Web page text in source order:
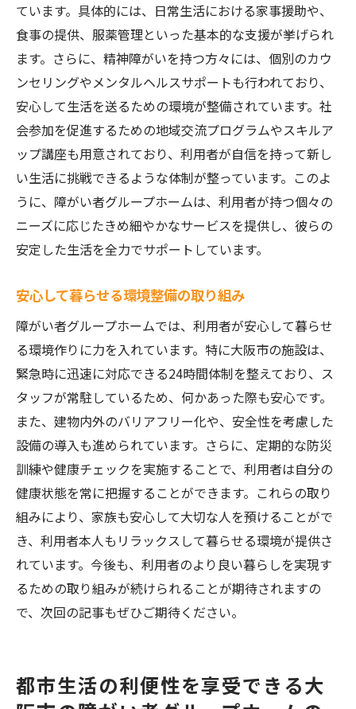
ています。具体的には、日常生活における家事援助や、
食事の提供、服薬管理といった基本的な支援が挙げられ
ます。さらに、精神障がいを持つ方々には、個別のカウ
ンセリングやメンタルヘルスサポートも行われており、
安心して生活を送るための環境が整備されています。社
会参加を促進するための地域交流プログラムやスキルア
ップ講座も用意されており、利用者が自信を持って新し
い生活に挑戦できるような体制が整っています。このよ
うに、障がい者グループホームは、利用者が持つ個々の
ニーズに応じたきめ細やかなサービスを提供し、彼らの
安定した生活を全力でサポートしています。
安心して暮らせる環境整備の取り組み
障がい者グループホームでは、利用者が安心して暮らせ
る環境作りに力を入れています。特に大阪市の施設は、
緊急時に迅速に対応できる24時間体制を整えており、ス
タッフが常駐しているため、何かあった際も安心です。
また、建物内外のバリアフリー化や、安全性を考慮した
設備の導入も進められています。さらに、定期的な防災
訓練や健康チェックを実施することで、利用者は自分の
健康状態を常に把握することができます。これらの取り
組みにより、家族も安心して大切な人を預けることがで
き、利用者本人もリラックスして暮らせる環境が提供さ
れています。今後も、利用者のより良い暮らしを実現す
るための取り組みが続けられることが期待されますの
で、次回の記事もぜひご期待ください。
都市生活の利便性を享受できる大